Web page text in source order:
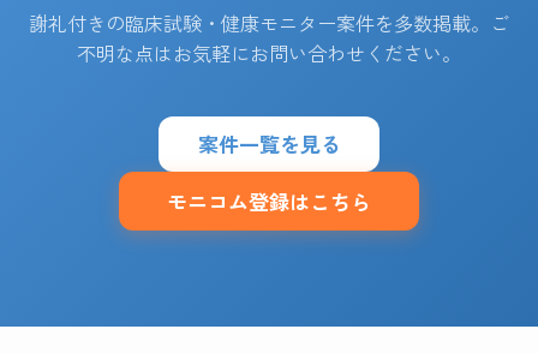
謝礼付きの臨床試験・健康モニター案件を多数掲載。ご
不明な点はお気軽にお問い合わせください。
案件一覧を見る
モニコム登録はこちら